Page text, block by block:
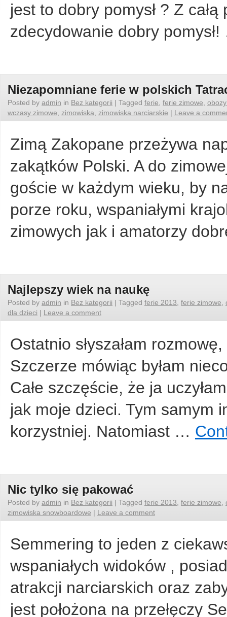
jest to dobry pomysł ? Z
zdecydowanie dobry
Niezapomniane ferie w polskich
Posted by admin in Bez kategorii | Tagged ferie ferie zimowe
wczasy zimowe
zimowiska zimowiska narciarskie | Leave a
Zimą Zakopane przeżywa
zakątków Polski. A do
goście w każdym wieku, by
porze roku, wspaniałymi
zimowych jak i amatorzy
Najlepszy wiek na naukę
Posted by admin in Bez kategorii | Tagged ferie 2013 ferie zimowe
dla dzieci | Leave a comment
Ostatnio słyszałam
Szczerze mówiąc byłam
Całe szczęście, że ja
jak moje dzieci. Tym samym
korzystniej. Natomiast …
Nic tylko się pakować
Posted by admin in Bez kategorii | Tagged ferie 2013 ferie zimowe
zimowiska snowboardowe | Leave a comment
Semmering to jeden z
wspaniałych widoków ,
atrakcji narciarskich oraz
jest położona na przełęczy